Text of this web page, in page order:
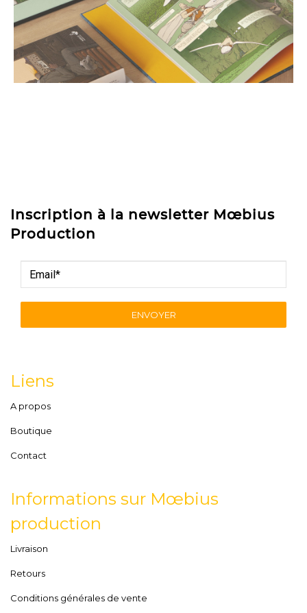
Inscription à la newsletter Mœbius
Production
ENVOYER
Liens
A propos
Boutique
Contact
Informations sur Mœbius
production
Livraison
Retours
Conditions générales de vente